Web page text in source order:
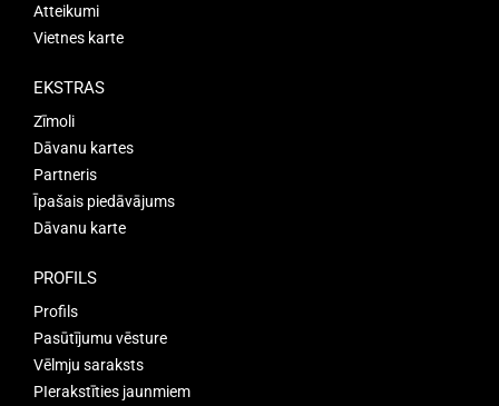
Atteikumi
Vietnes karte
EKSTRAS
Zīmoli
Dāvanu kartes
Partneris
Īpašais piedāvājums
Dāvanu karte
PROFILS
Profils
Pasūtījumu vēsture
Vēlmju saraksts
PIerakstīties jaunmiem